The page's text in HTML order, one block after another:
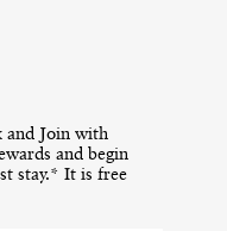
and Join with
and begin
stay.* It is free